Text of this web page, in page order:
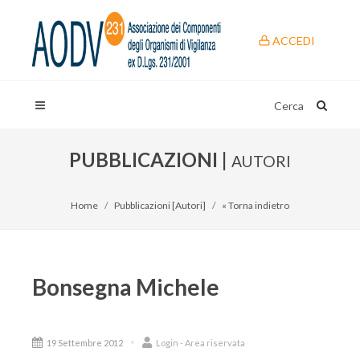
ACCEDI
Cerca
PUBBLICAZIONI | AUTORI
Home Pubblicazioni [Autori] « Torna indietro
Bonsegna Michele
19 Settembre 2012 Login - Area riservata